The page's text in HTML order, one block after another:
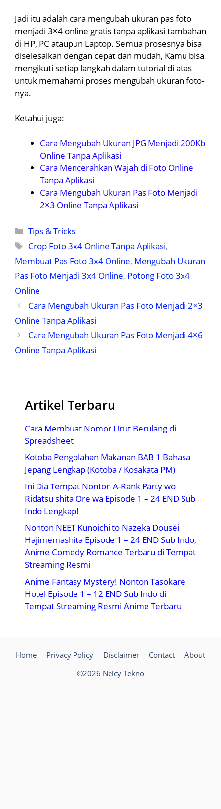
Jadi itu adalah cara mengubah ukuran pas foto
menjadi 3×4 online gratis tanpa aplikasi tambahan
di HP, PC ataupun Laptop. Semua prosesnya bisa
diselesaikan dengan cepat dan mudah, Kamu bisa
mengikuti setiap langkah dalam tutorial di atas
untuk memahami proses mengubah ukuran foto-
nya.
Ketahui juga:
Cara Mengubah Ukuran JPG Menjadi 200Kb
Online Tanpa Aplikasi
Cara Mencerahkan Wajah di Foto Online
Tanpa Aplikasi
Cara Mengubah Ukuran Pas Foto Menjadi
2×3 Online Tanpa Aplikasi
Kategori
Tips & Tricks
Tag
Crop Foto 3x4 Online Tanpa Aplikasi,
Membuat Pas Foto 3x4 Online, Mengubah Ukuran
Pas Foto Menjadi 3x4 Online, Potong Foto 3x4
Online
Cara Mengubah Ukuran Pas Foto Menjadi 2×3
Online Tanpa Aplikasi
Cara Mengubah Ukuran Pas Foto Menjadi 4×6
Online Tanpa Aplikasi
Artikel Terbaru
Cara Membuat Nomor Urut Berulang di
Spreadsheet
Kotoba Pengolahan Makanan BAB 1 Bahasa
Jepang Lengkap (Kotoba / Kosakata PM)
Ini Dia Tempat Nonton A-Rank Party wo
Ridatsu shita Ore wa Episode 1 – 24 END Sub
Indo Lengkap!
Nonton NEET Kunoichi to Nazeka Dousei
Hajimemashita Episode 1 – 24 END Sub Indo,
Anime Comedy Romance Terbaru di Tempat
Streaming Resmi
Anime Fantasy Mystery! Nonton Tasokare
Hotel Episode 1 – 12 END Sub Indo di
Tempat Streaming Resmi Anime Terbaru
Home Privacy Policy Disclaimer Contact
About
©2026 Neicy Tekno